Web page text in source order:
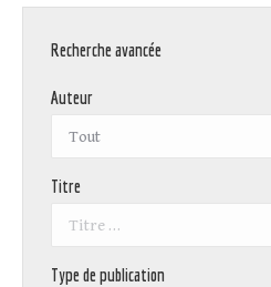
Recherche avancée
Auteur
Titre
Type de publication